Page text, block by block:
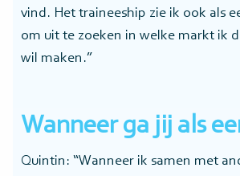
vind. Het traineeship zie ik ook als
om uit te zoeken in welke markt ik
wil maken.”
Wanneer ga jij als
Quintin: “Wanneer ik samen met